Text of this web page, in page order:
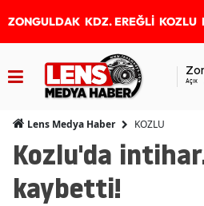
ZONGULDAK KDZ. EREĞLİ KOZLU
Açık
Lens Medya Haber KOZLU
Kozlu'da
kaybetti!